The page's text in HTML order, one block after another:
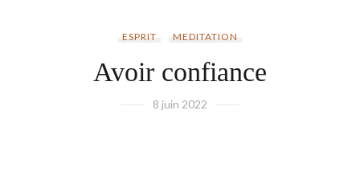
ESPRIT MEDITATION
Avoir confiance
8 juin 2022